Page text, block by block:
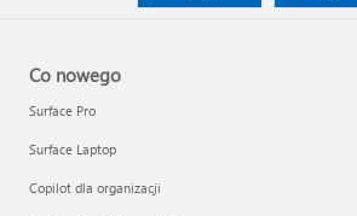
Co nowego
Surface Pro
Surface Laptop
Copilot dla organizacji